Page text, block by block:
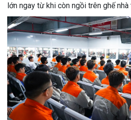
lớn ngay từ khi còn ngồi trên ghế nhà